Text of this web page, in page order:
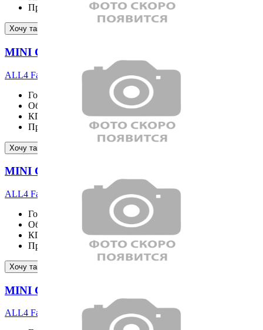
Пробег
Хочу такой же
MINI COOPER S COUNTRYMAN
ALL4 Favoured
Год выпуска
Объём двигателя
1998 см³
КПП
Пробег
Хочу такой же
MINI COOPER S COUNTRYMAN
ALL4 Favoured
Год выпуска
Объём двигателя
1998 см³
КПП
Пробег
Хочу такой же
MINI COOPER S COUNTRYMAN
ALL4 Favoured